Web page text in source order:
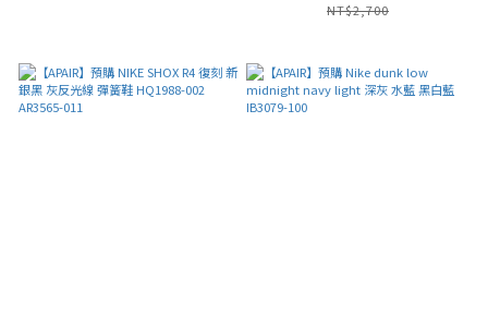
NT$2,700